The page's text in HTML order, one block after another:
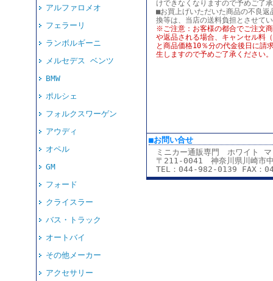
アルファロメオ
フェラーリ
ランボルギーニ
メルセデス ベンツ
BMW
ポルシェ
フォルクスワーゲン
アウディ
オペル
GM
フォード
クライスラー
バス・トラック
オートバイ
その他メーカー
アクセサリー
けできなくなりますので予めご了
■お買上げいただいた商品の不良返
換等は、当店の送料負担とさせて
※ご注意：お客様の都合でご注文
や返品される場合、キャンセル料
と商品価格10％分の代金後日に請
生しますので予めご了承ください。
■お問い合せ
ミニカー通販専門 ホワイト マ
〒211-0041 神奈川県川崎市
TEL：044-982-0139 FAX：